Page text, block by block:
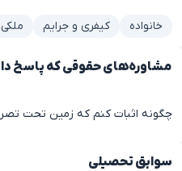
خانواده کیفری و جرایم
مشاوره‌های حقوقی که پاسخ
چگونه اثبات کنم که زمین تحت
سوابق تحصیلی